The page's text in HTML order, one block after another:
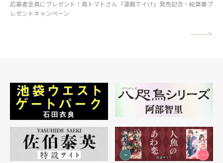
応募者全員にプレゼント！鳥トマトさん『漫画でイけ』発売記念・絵葉書プ
レゼントキャンペーン